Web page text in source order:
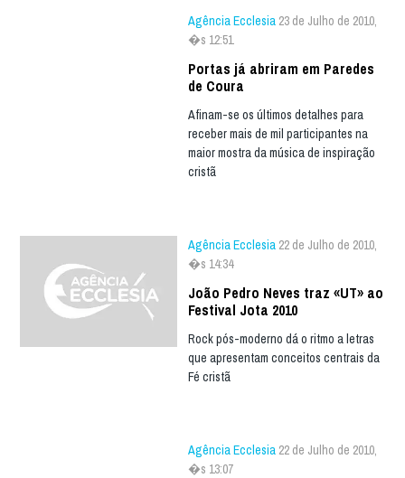
Agência Ecclesia 23 de Julho de 2010,
�s 12:51
Portas já abriram em Paredes
de Coura
Afinam-se os últimos detalhes para
receber mais de mil participantes na
maior mostra da música de inspiração
cristã
Agência Ecclesia 22 de Julho de 2010,
�s 14:34
João Pedro Neves traz «UT» ao
Festival Jota 2010
Rock pós-moderno dá o ritmo a letras
que apresentam conceitos centrais da
Fé cristã
Agência Ecclesia 22 de Julho de 2010,
�s 13:07